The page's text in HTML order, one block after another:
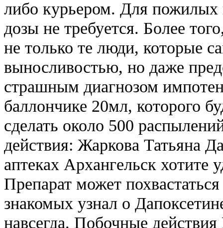
либо курьером. Для пожилых
дозы не требуется. Более
не только те люди, которые
выносливостью, но даже
страшным диагнозом
баллончике 20мл, которого
сделать около 500
действия: Жаркова Татьяна
аптеках Архангельск хотите
Препарат может
знакомых узнал о
навсегда. Побочные